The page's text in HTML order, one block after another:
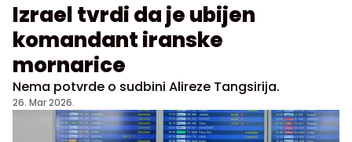
Izrael tvrdi da je ubijen
komandant iranske
mornarice
Nema potvrde o sudbini Alireze Tangsirija.
26. Mar 2026.